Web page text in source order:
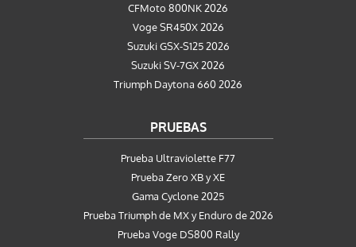
CFMoto 800NK 2026
Voge SR450X 2026
Suzuki GSX-S125 2026
Suzuki SV-7GX 2026
Triumph Daytona 660 2026
PRUEBAS
Prueba Ultraviolette F77
Prueba Zero XB y XE
Gama Cyclone 2025
Prueba Triumph de MX y Enduro de 2026
Prueba Voge DS800 Rally